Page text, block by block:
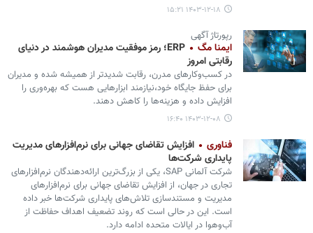
۱۴۰۳-۱۲-۱۸ ۱۵:۲۱
رپورتاژ آگهی
ایمنا مگ
ERP؛ رمز موفقیت مدیران هوشمند در دنیای
رقابتی امروز
در کسب‌وکارهای مدرن، رقابت شدیدتر از همیشه شده و مدیران
برای حفظ جایگاه خود،نیازمند ابزارهایی هست که بهره‌وری را
افزایش داده و هزینه‌ها را کاهش دهند.
۱۴۰۳-۱۲-۰۸ ۱۶:۴۰
فناوری
افزایش تقاضای جهانی برای نرم‌افزارهای مدیریت
پایداری شرکت‌ها
شرکت آلمانی SAP، یکی از بزرگ‌ترین ارائه‌دهندگان نرم‌افزارهای
تجاری در جهان، از افزایش تقاضای جهانی برای نرم‌افزارهای
مدیریت و مستندسازی تلاش‌های پایداری شرکت‌ها خبر داده
است. این در حالی است که روند تضعیف اهداف حفاظت از
آب‌وهوا در ایالات متحده ادامه دارد.